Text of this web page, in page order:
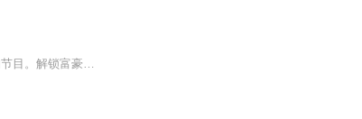
在财富游戏里作弊，在斜杠人生中通关。欢迎大家收听播客《钞级玩家》，这是一档讲述富豪八卦的节目。解锁富豪们的致富密码；围观豪门的惊天绯闻；破译商业社会的血色商战。戴上你的耳机，和我们一起走近钞级玩家。不正经、非专业、浅聊放松.....